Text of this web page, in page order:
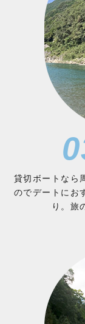
貸切ボートなら
のでデートにお
り。旅